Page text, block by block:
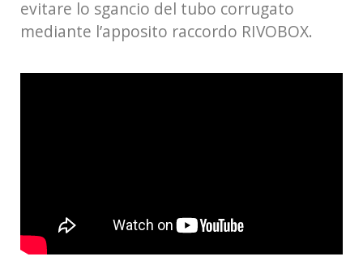
evitare lo sgancio del tubo corrugato
mediante l’apposito raccordo RIVOBOX.